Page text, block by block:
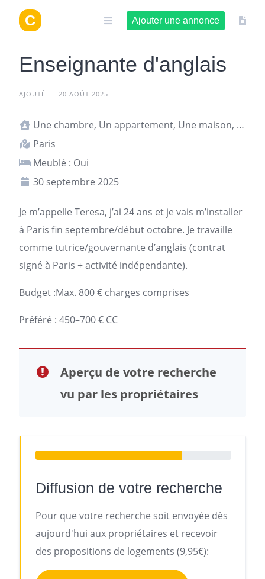
contenu
Ajouter une annonce
Enseignante d'anglais
AJOUTÉ LE 20 AOÛT 2025
Une chambre, Un appartement, Une maison, Studio ou T1
Paris
Meublé : Oui
30 septembre 2025
Je m’appelle Teresa, j’ai 24 ans et je vais m’installer
à Paris fin septembre/début octobre. Je travaille
comme tutrice/gouvernante d’anglais (contrat
signé à Paris + activité indépendante).
Budget :Max. 800 € charges comprises
Préféré : 450–700 € CC
Aperçu de votre recherche
vu par les propriétaires
Diffusion de votre recherche
Pour que votre recherche soit envoyée dès
aujourd'hui aux propriétaires et recevoir
des propositions de logements (9,95€):